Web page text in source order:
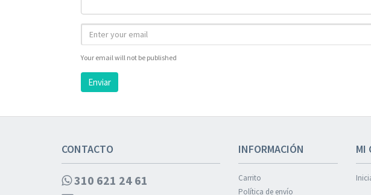
Your email will not be published
Enviar
CONTACTO
310 621 24 61
INFORMACIÓN
Carrito
Política de envío
MI